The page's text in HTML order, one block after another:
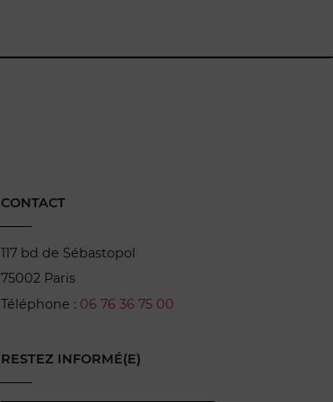
CONTACT
117 bd de Sébastopol
75002 Paris
Téléphone : 06 76 36 75 00
RESTEZ INFORMÉ(E)